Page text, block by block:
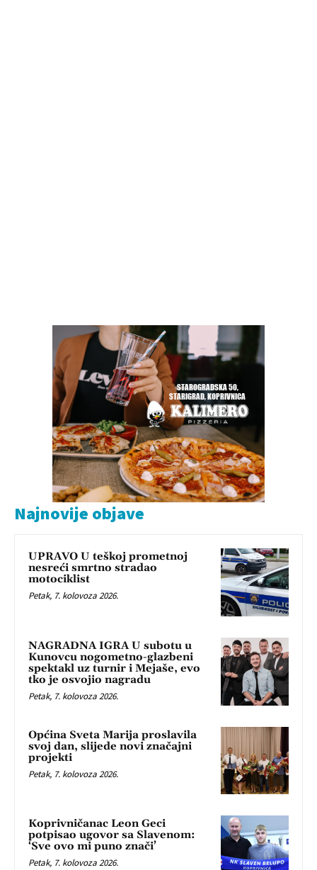
Najnovije objave
UPRAVO U teškoj prometnoj
nesreći smrtno stradao
motociklist
Petak, 7. kolovoza 2026.
NAGRADNA IGRA U subotu u
Kunovcu nogometno-glazbeni
spektakl uz turnir i Mejaše, evo
tko je osvojio nagradu
Petak, 7. kolovoza 2026.
Općina Sveta Marija proslavila
svoj dan, slijede novi značajni
projekti
Petak, 7. kolovoza 2026.
Koprivničanac Leon Geci
potpisao ugovor sa Slavenom:
‘Sve ovo mi puno znači’
Petak, 7. kolovoza 2026.